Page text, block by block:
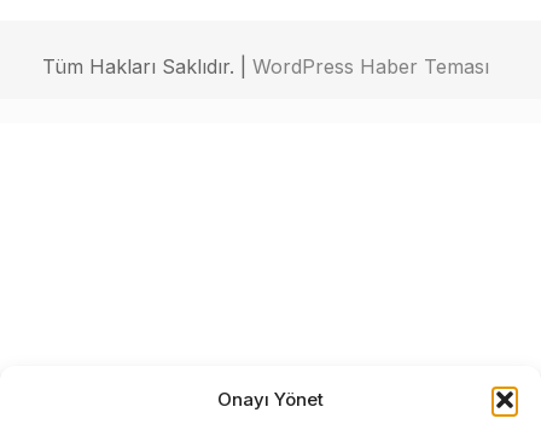
Onayı Yönet
Tüm Hakları Saklıdır. | WordPress Haber Teması